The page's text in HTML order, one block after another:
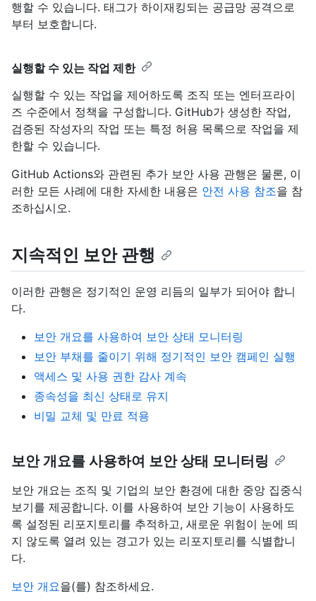
행할 수 있습니다. 태그가 하이재킹되는 공급망 공격으로
부터 보호합니다.
실행할 수 있는 작업 제한
실행할 수 있는 작업을 제어하도록 조직 또는 엔터프라이
즈 수준에서 정책을 구성합니다. GitHub가 생성한 작업,
검증된 작성자의 작업 또는 특정 허용 목록으로 작업을 제
한할 수 있습니다.
GitHub Actions와 관련된 추가 보안 사용 관행은 물론, 이
러한 모든 사례에 대한 자세한 내용은 안전 사용 참조을 참
조하십시오.
지속적인 보안 관행
이러한 관행은 정기적인 운영 리듬의 일부가 되어야 합니
다.
보안 개요를 사용하여 보안 상태 모니터링
보안 부채를 줄이기 위해 정기적인 보안 캠페인 실행
액세스 및 사용 권한 감사 계속
종속성을 최신 상태로 유지
비밀 교체 및 만료 적용
보안 개요를 사용하여 보안 상태 모니터링
보안 개요는 조직 및 기업의 보안 환경에 대한 중앙 집중식
보기를 제공합니다. 이를 사용하여 보안 기능이 사용하도
록 설정된 리포지토리를 추적하고, 새로운 위험이 눈에 띄
지 않도록 열려 있는 경고가 있는 리포지토리를 식별합니
다.
보안 개요을(를) 참조하세요.